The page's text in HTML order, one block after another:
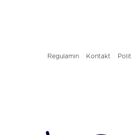
Regulamin Kontakt